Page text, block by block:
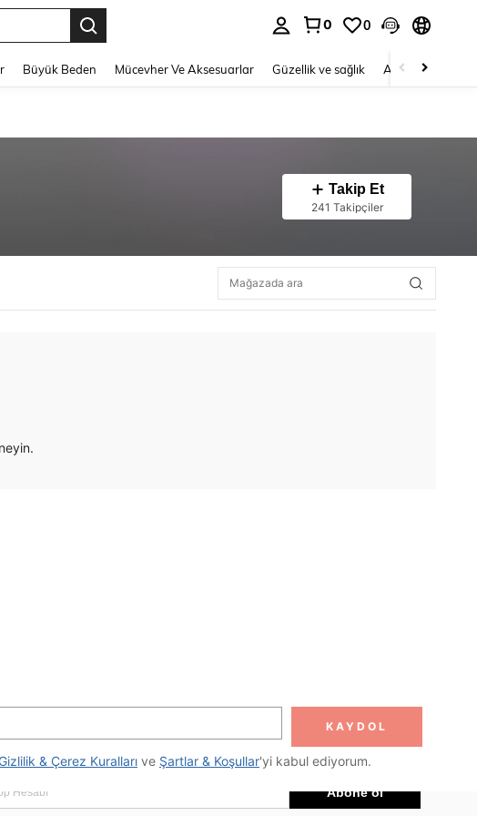
0 0
Büyük Beden Mücevher Ve Aksesuarlar Güzellik ve sağlık Ayakkabı
Takip Et
241 Takipçiler
IÇIN KAYDOLUN
Abone ol
KAYDOL
Gizlilik & Çerez Kuralları ve Şartlar & Koşullar'yi kabul ediyorum.